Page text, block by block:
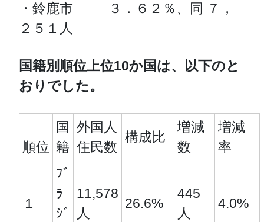
・鈴鹿市 ３．６２％、同 ７，
２５１人
国籍別順位上位10か国は、以下のと
おりでした。
順位
国
籍
外国人
住民数
構成比
増減
数
増減
率
１
ﾌﾞ
ﾗ
ｼﾞ
11,578
人
26.6%
445
人
4.0%